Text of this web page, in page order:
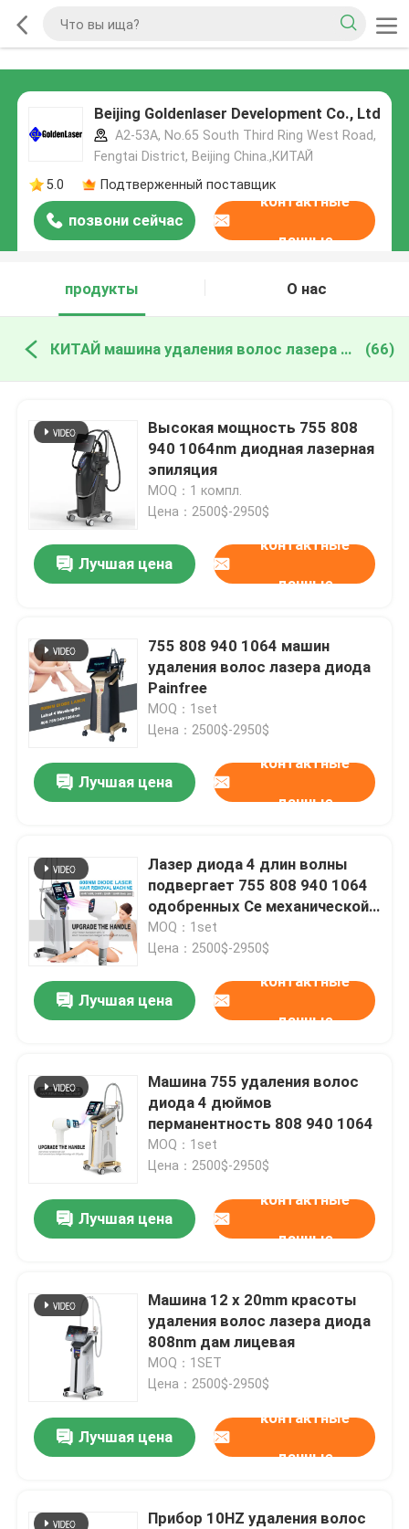
Beijing Goldenlaser Development Co., Ltd
A2-53A, No.65 South Third Ring West Road,
Fengtai District, Beijing China.,КИТАЙ
5.0
Подтверженный поставщик
позвони сейчас
контактные
данные
продукты О нас
КИТАЙ машина удаления волос лазера диода (66)
Высокая мощность 755 808
940 1064nm диодная лазерная
эпиляция
MOQ：1 компл.
Цена：2500$-2950$
Лучшая цена
контактные
данные
755 808 940 1064 машин
удаления волос лазера диода
Painfree
MOQ：1set
Цена：2500$-2950$
Лучшая цена
контактные
данные
Лазер диода 4 длин волны
подвергает 755 808 940 1064
одобренных Ce механической
обработке Alexandrite 1600w
MOQ：1set
Цена：2500$-2950$
Лучшая цена
контактные
данные
Машина 755 удаления волос
диода 4 дюймов
перманентность 808 940 1064
MOQ：1set
Цена：2500$-2950$
Лучшая цена
контактные
данные
Машина 12 x 20mm красоты
удаления волос лазера диода
808nm дам лицевая
MOQ：1SET
Цена：2500$-2950$
Лучшая цена
контактные
данные
Прибор 10HZ удаления волос